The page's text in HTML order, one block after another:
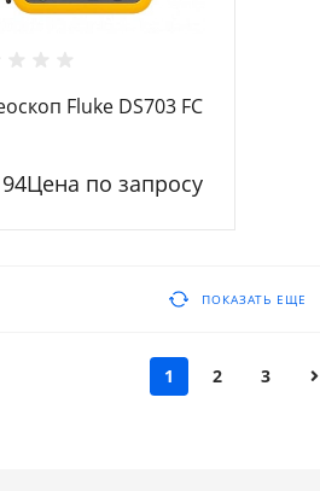
Fluke DS703 FC
по запросу
ПОКАЗАТЬ ЕЩЕ
1 2 3